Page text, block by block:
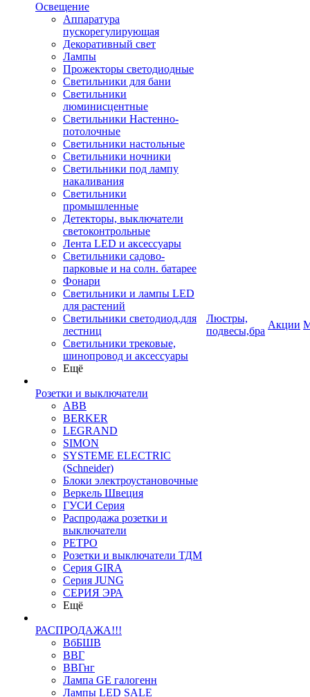
Освещение
Аппаратура
пускорегулирующая
Декоративный свет
Лампы
Прожекторы светодиодные
Светильники для бани
Светильники
люминисцентные
Светильники Настенно-
потолочные
Светильники настольные
Светильники ночники
Светильники под лампу
накаливания
Светильники
промышленные
Детекторы, выключатели
светоконтрольные
Лента LED и аксессуары
Светильники садово-
парковые и на солн. батарее
Фонари
Светильники и лампы LED
для растений
Светильники светодиод.для
лестниц
Светильники трековые,
шинопровод и аксессуары
Ещё
Розетки и выключатели
ABB
BERKER
LEGRAND
SIMON
SYSTEME ELECTRIC
(Schneider)
Блоки электроустановочные
Веркель Швеция
ГУСИ Серия
Распродажа розетки и
выключатели
РЕТРО
Розетки и выключатели ТДМ
Серия GIRA
Серия JUNG
СЕРИЯ ЭРА
Ещё
РАСПРОДАЖА!!!
ВбБШВ
ВВГ
ВВГнг
Лампа GE галогенн
Лампы LED SALE
Люстры,
подвесы,бра
Акции